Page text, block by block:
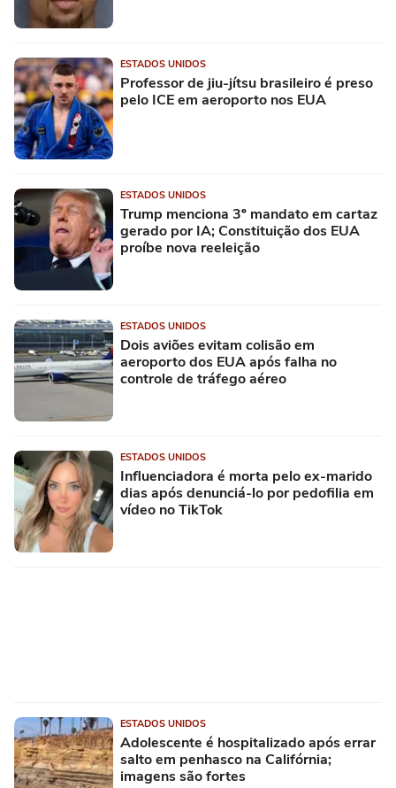
ESTADOS UNIDOS
Professor de jiu-jítsu brasileiro é preso
pelo ICE em aeroporto nos EUA
ESTADOS UNIDOS
Trump menciona 3º mandato em cartaz
gerado por IA; Constituição dos EUA
proíbe nova reeleição
ESTADOS UNIDOS
Dois aviões evitam colisão em
aeroporto dos EUA após falha no
controle de tráfego aéreo
ESTADOS UNIDOS
Influenciadora é morta pelo ex-marido
dias após denunciá-lo por pedofilia em
vídeo no TikTok
ESTADOS UNIDOS
Adolescente é hospitalizado após errar
salto em penhasco na Califórnia;
imagens são fortes